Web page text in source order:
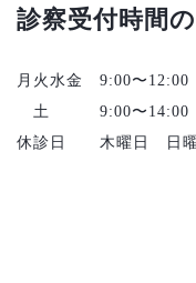
診察受付時間
月火水金 9:00〜12:00
土 9:00〜14:00
休診日 木曜日 日